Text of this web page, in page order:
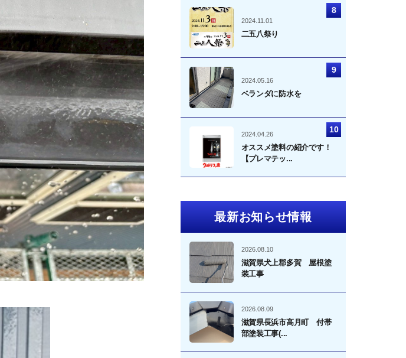
2024.11.01
二五八祭り
2024.05.16
ベランダに防水を
2024.04.26
オススメ塗料の紹介です！
【プレマテッ...
最新お知らせ情報
2026.08.10
滋賀県犬上郡多賀 屋根塗
装工事
2026.08.09
滋賀県長浜市高月町 付帯
部塗装工事(...